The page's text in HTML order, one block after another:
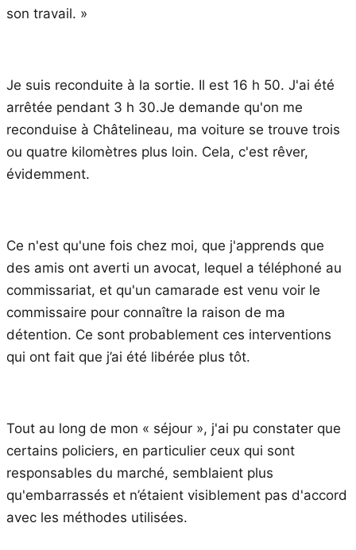
son travail. »
Je suis reconduite à la sortie. Il est 16 h 50. J'ai été
arrêtée pendant 3 h 30.Je demande qu'on me
reconduise à Châtelineau, ma voiture se trouve trois
ou quatre kilomètres plus loin. Cela, c'est rêver,
évidemment.
Ce n'est qu'une fois chez moi, que j'apprends que
des amis ont averti un avocat, lequel a téléphoné au
commissariat, et qu'un camarade est venu voir le
commissaire pour connaître la raison de ma
détention. Ce sont probablement ces interventions
qui ont fait que j’ai été libérée plus tôt.
Tout au long de mon « séjour », j'ai pu constater que
certains policiers, en particulier ceux qui sont
responsables du marché, semblaient plus
qu'embarrassés et n’étaient visiblement pas d'accord
avec les méthodes utilisées.